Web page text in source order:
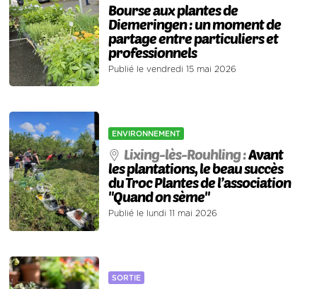
Bourse aux plantes de
Diemeringen : un moment de
partage entre particuliers et
professionnels
Publié le vendredi 15 mai 2026
ENVIRONNEMENT
Lixing-lès-Rouhling :Avant
les plantations, le beau succès
du Troc Plantes de l’association
"Quand on sème"
Publié le lundi 11 mai 2026
SORTIE